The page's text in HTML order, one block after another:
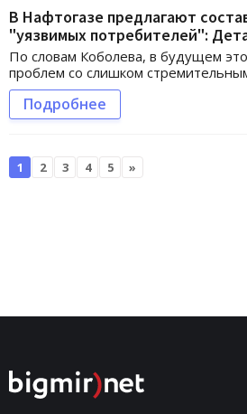
В Нафтогазе предлагают
"уязвимых потребителей":
По словам Коболева, в будущем
проблем со слишком
Подробнее
1 2 3 4 5 »